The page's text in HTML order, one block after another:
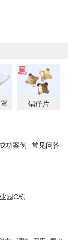
锅仔片
成功案例
常见问答
园C栋